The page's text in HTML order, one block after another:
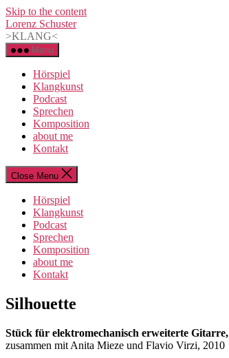
Skip to the content
Lorenz Schuster
>KLANG<
Menu
Hörspiel
Klangkunst
Podcast
Sprechen
Komposition
about me
Kontakt
Close Menu
Hörspiel
Klangkunst
Podcast
Sprechen
Komposition
about me
Kontakt
Categories
ARBEITEN
KOMPOSITION
Silhouette
Post
author
Post
date
Stück für elektromechanisch erweiterte Gitarre,
zusammen mit Anita Mieze und Flavio Virzi, 2010